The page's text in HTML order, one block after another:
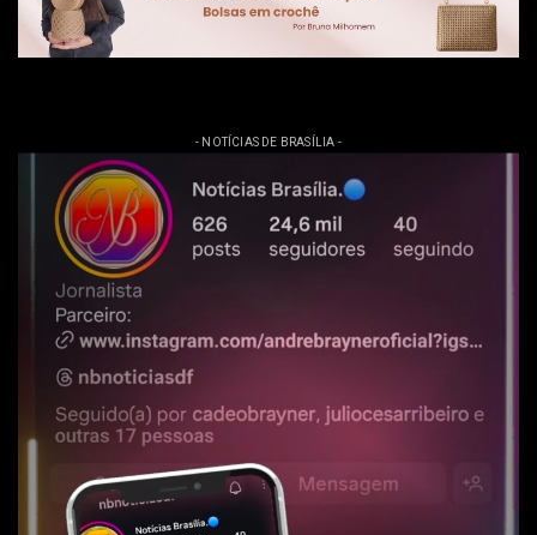
- NOTÍCIAS DE BRASÍLIA -